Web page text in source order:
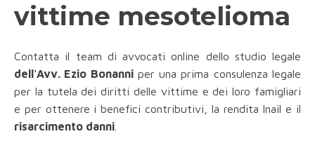
vittime mesotelioma
Contatta il team di avvocati online dello studio legale
dell'Avv. Ezio Bonanniper una prima consulenza legale
per la tutela dei diritti delle vittime e dei loro famigliari
e per ottenere i benefici contributivi, la rendita Inail e il
risarcimento danni